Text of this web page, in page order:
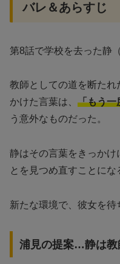
バレ＆あらすじ
第8話で学校を去った静
教師としての道を断た
かけた言葉は、 「もう一
う意外なものだった。
静はその言葉をきっかけ
とを見つめ直すことにな
新たな環境で、彼女を待
浦見の提案…静は教